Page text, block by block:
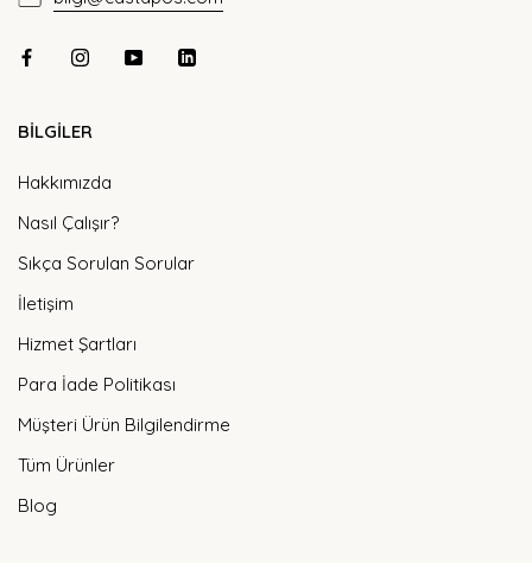
BİLGİLER
Hakkımızda
Nasıl Çalışır?
Sıkça Sorulan Sorular
İletişim
Hizmet Şartları
Para İade Politikası
Müşteri Ürün Bilgilendirme
Tüm Ürünler
Blog